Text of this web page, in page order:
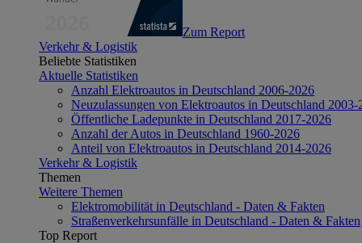
Zum Report
Verkehr & Logistik
Beliebte Statistiken
Aktuelle Statistiken
Anzahl Elektroautos in Deutschland 2006-2026
Neuzulassungen von Elektroautos in Deutschland 2003-
Öffentliche Ladepunkte in Deutschland 2017-2026
Anzahl der Autos in Deutschland 1960-2026
Anteil von Elektroautos in Deutschland 2014-2026
Verkehr & Logistik
Themen
Weitere Themen
Elektromobilität in Deutschland - Daten & Fakten
Straßenverkehrsunfälle in Deutschland - Daten & Fakten
Top Report